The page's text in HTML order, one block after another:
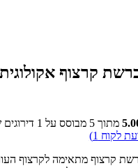
קרצוף
מתוך 5 מבוסס על 1
לקוח 1
)
קרצוף מתאימה לקרצוף